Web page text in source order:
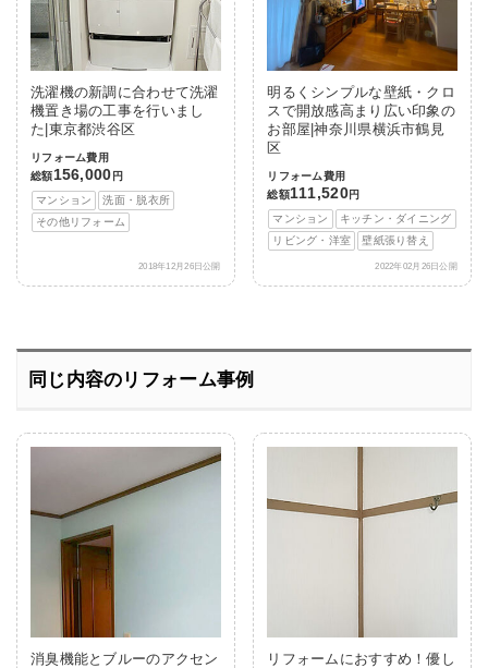
洗濯機の新調に合わせて洗濯
機置き場の工事を行いまし
た|東京都渋谷区
リフォーム費用
総額156,000 円
マンション
洗面・脱衣所
その他リフォーム
2018年12月26日公開
明るくシンプルな壁紙・クロ
スで開放感高まり広い印象の
お部屋|神奈川県横浜市鶴見
区
リフォーム費用
総額111,520円
マンション
キッチン・ダイニング
リビング・洋室
壁紙張り替え
2022年02月26日公開
同じ内容のリフォーム事例
消臭機能とブルーのアクセン
リフォームにおすすめ！優し